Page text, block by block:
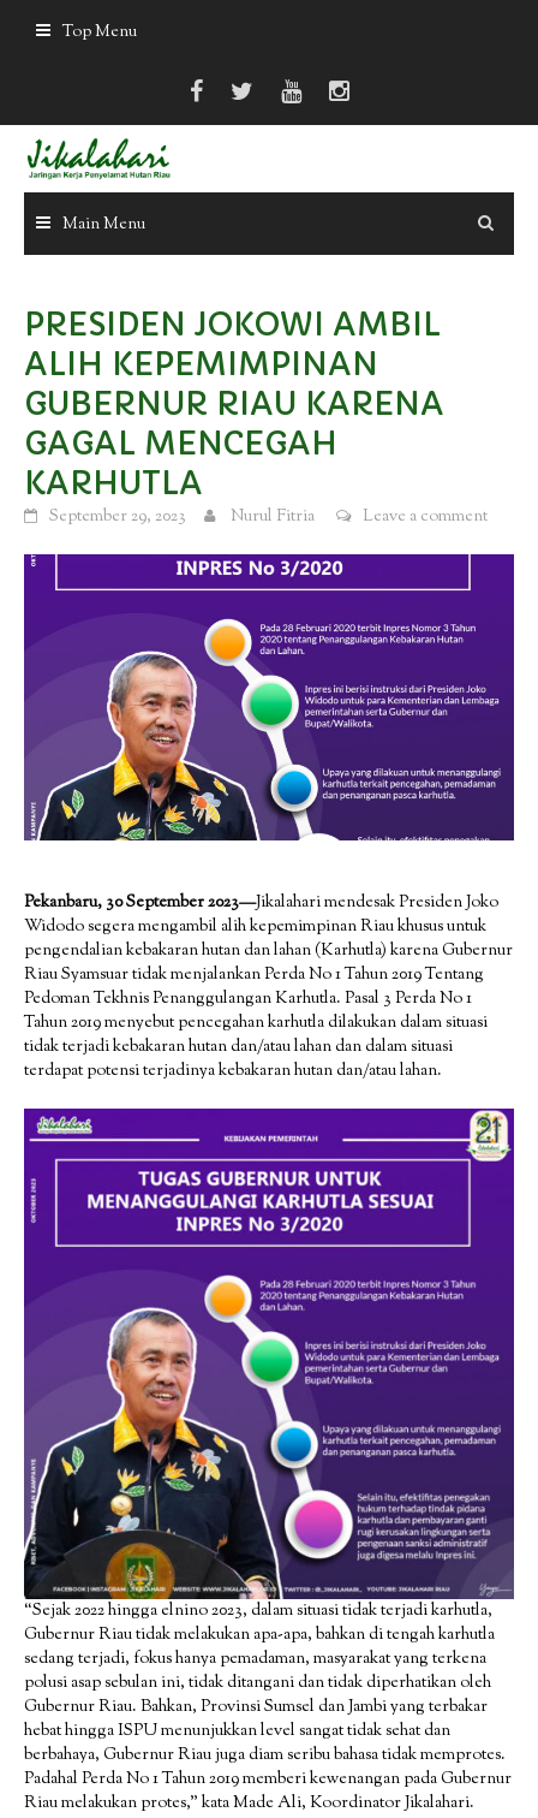
Top Menu
Main Menu
PRESIDEN JOKOWI AMBIL
ALIH KEPEMIMPINAN
GUBERNUR RIAU KARENA
GAGAL MENCEGAH
KARHUTLA
September 29, 2023 Nurul Fitria Leave a comment
Pekanbaru, 30 September 2023—Jikalahari mendesak Presiden Joko
Widodo segera mengambil alih kepemimpinan Riau khusus untuk
pengendalian kebakaran hutan dan lahan (Karhutla) karena Gubernur
Riau Syamsuar tidak menjalankan Perda No 1 Tahun 2019 Tentang
Pedoman Tekhnis Penanggulangan Karhutla. Pasal 3 Perda No 1
Tahun 2019 menyebut pencegahan karhutla dilakukan dalam situasi
tidak terjadi kebakaran hutan dan/atau lahan dan dalam situasi
terdapat potensi terjadinya kebakaran hutan dan/atau lahan.
“Sejak 2022 hingga elnino 2023, dalam situasi tidak terjadi karhutla,
Gubernur Riau tidak melakukan apa-apa, bahkan di tengah karhutla
sedang terjadi, fokus hanya pemadaman, masyarakat yang terkena
polusi asap sebulan ini, tidak ditangani dan tidak diperhatikan oleh
Gubernur Riau. Bahkan, Provinsi Sumsel dan Jambi yang terbakar
hebat hingga ISPU menunjukkan level sangat tidak sehat dan
berbahaya, Gubernur Riau juga diam seribu bahasa tidak memprotes.
Padahal Perda No 1 Tahun 2019 memberi kewenangan pada Gubernur
Riau melakukan protes,” kata Made Ali, Koordinator Jikalahari.